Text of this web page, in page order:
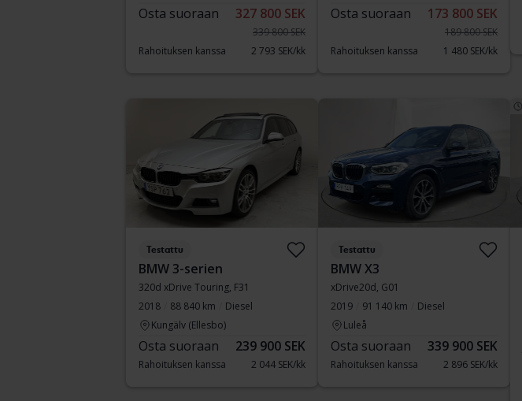
Osta suoraan 327 800 SEK
339 800 SEK
Rahoituksen kanssa
2 793 SEK/kk
Osta suoraan 173 800 SEK
189 800 SEK
Rahoituksen kanssa
1 480 SEK/kk
Testattu
BMW 3-serien
320d xDrive Touring, F31
2018
88 840 km
Diesel
Kungälv (Ellesbo)
Osta suoraan 239 900 SEK
Rahoituksen kanssa 2 044 SEK/kk
Testattu
BMW X3
xDrive20d, G01
2019
91 140 km
Diesel
Luleå
Osta suoraan 339 900 SEK
Rahoituksen kanssa 2 896 SEK/kk